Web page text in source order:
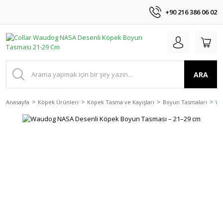
+90 216 386 06 02
ARA
Anasayfa Köpek Ürünleri Köpek Tasma ve Kayışları Boyun Tasmalari